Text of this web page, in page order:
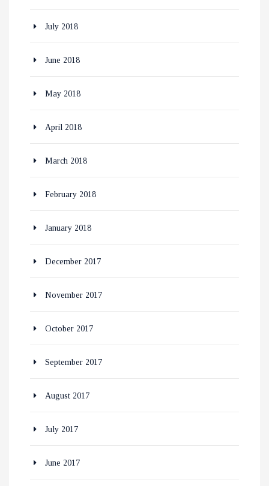
July 2018
June 2018
May 2018
April 2018
March 2018
February 2018
January 2018
December 2017
November 2017
October 2017
September 2017
August 2017
July 2017
June 2017